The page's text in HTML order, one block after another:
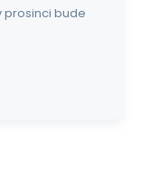
prosinci bude